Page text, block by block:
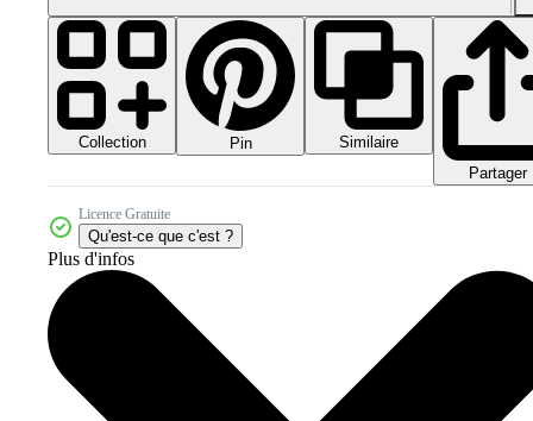
Collection Pin
Similaire
Partager
Licence Gratuite
Qu'est-ce que c'est ?
Plus d'infos